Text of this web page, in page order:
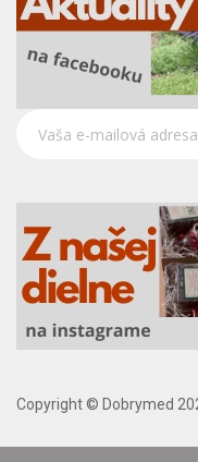
Copyright © Dobrymed